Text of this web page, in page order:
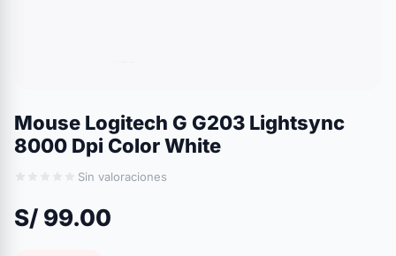
Mouse Logitech G G203 Lightsync
8000 Dpi Color White
Sin valoraciones
S/ 99.00